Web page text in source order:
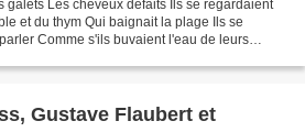
galets Les cheveux défaits Ils se regardaient
et du thym Qui baignait la plage Ils se
Comme s'ils buvaient l'eau de leurs
Gustave Flaubert et